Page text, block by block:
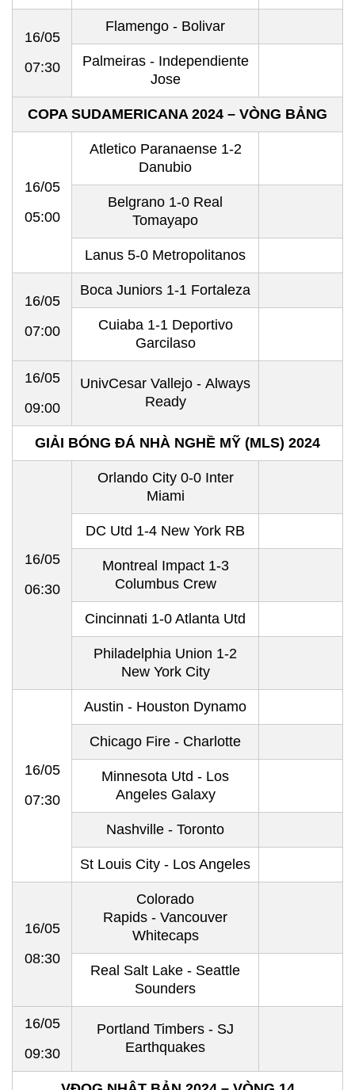
16/05
07:30
Flamengo - Bolivar
Palmeiras - Independiente
Jose
COPA SUDAMERICANA 2024 – VÒNG BẢNG
16/05
05:00
Atletico Paranaense 1-2
Danubio
Belgrano 1-0 Real
Tomayapo
Lanus 5-0 Metropolitanos
16/05
07:00
Boca Juniors 1-1 Fortaleza
Cuiaba 1-1 Deportivo
Garcilaso
16/05
09:00
UnivCesar Vallejo - Always
Ready
GIẢI BÓNG ĐÁ NHÀ NGHỀ MỸ (MLS) 2024
16/05
06:30
Orlando City 0-0 Inter
Miami
DC Utd 1-4 New York RB
Montreal Impact 1-3
Columbus Crew
Cincinnati 1-0 Atlanta Utd
Philadelphia Union 1-2
New York City
16/05
07:30
Austin - Houston Dynamo
Chicago Fire - Charlotte
Minnesota Utd - Los
Angeles Galaxy
Nashville - Toronto
St Louis City - Los Angeles
16/05
08:30
Colorado
Rapids - Vancouver
Whitecaps
Real Salt Lake - Seattle
Sounders
16/05
09:30
Portland Timbers - SJ
Earthquakes